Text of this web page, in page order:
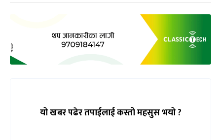
यो खबर पढेर तपाईलाई कस्तो महसुस भयो ?